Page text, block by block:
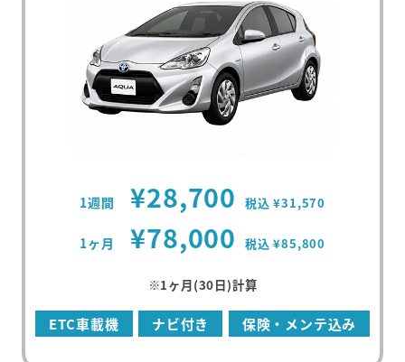
1週間 ¥28,700 税込 ¥31,570
1ヶ月 ¥78,000 税込 ¥85,800
※1ヶ月(30日)計算
ETC車載機 ナビ付き 保険・メンテ込み